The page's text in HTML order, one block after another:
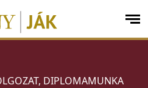
DIPLOMAMUNKA